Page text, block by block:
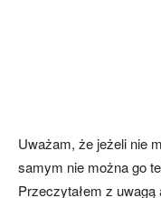
Uważam, że jeżeli nie
samym nie można go
Przeczytałem z uwagą